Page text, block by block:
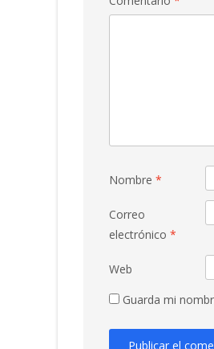
Nombre *
Correo
electrónico *
Web
Guarda mi